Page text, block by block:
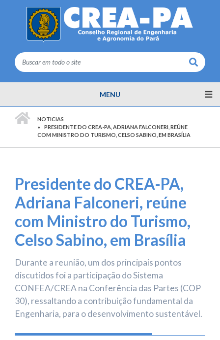
Buscar
MENU
NOTICIAS
PRESIDENTE DO CREA-PA, ADRIANA FALCONERI, REÚNE
COM MINISTRO DO TURISMO, CELSO SABINO, EM BRASÍLIA
Presidente do CREA-PA,
Adriana Falconeri, reúne
com Ministro do Turismo,
Celso Sabino, em Brasília
Durante a reunião, um dos principais pontos
discutidos foi a participação do Sistema
CONFEA/CREA na Conferência das Partes (COP
30), ressaltando a contribuição fundamental da
Engenharia, para o desenvolvimento sustentável.